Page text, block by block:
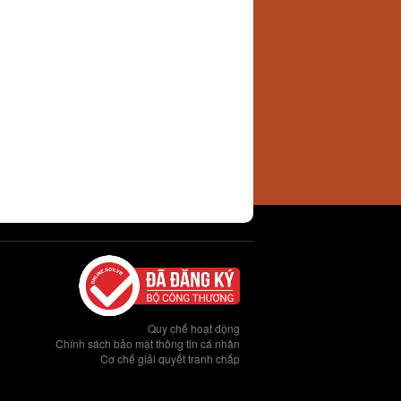
Quy chế hoạt động
Chính sách bảo mật thông tin cá nhân
Cơ chế giải quyết tranh chấp